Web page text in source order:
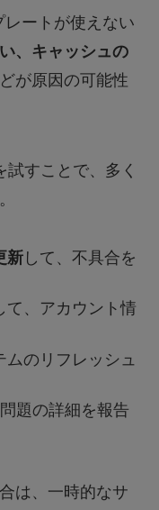
ートが使えない
、キャッシュの
が原因の可能性
試すことで、多く
新して、不具合を
て、アカウント情
ムのリフレッシュ
題の詳細を報告
は、一時的なサ